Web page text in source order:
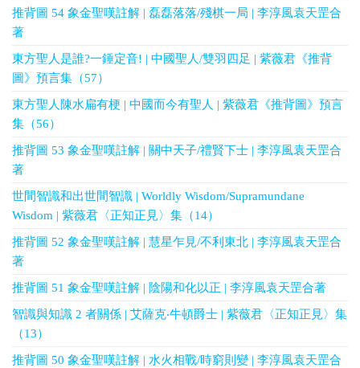
推背圖 54 象金聖嘆註解 | 磊磊落落/殘棋一局 | 李淳風袁天罡合
著
東方聖人是誰?一錘定音! | 中國聖人/雙羽四足 | 紫薇君《推背
圖》預言集（57）
東方聖人陳水扁有梗 | 中國而今有聖人 | 紫薇君《推背圖》預言
集（56）
推背圖 53 象金聖嘆註解 | 關中天子/禮賢下士 | 李淳風袁天罡合
著
世間智識和出世間智識 | Worldly Wisdom/Supramundane
Wisdom | 紫薇君〈正知正見〉集（14）
推背圖 52 象金聖嘆註解 | 慧星乍見/不利東北 | 李淳風袁天罡合
著
推背圖 51 象金聖嘆註解 | 陰陽和化以正 | 李淳風袁天罡合著
智識與知識 2 者關係 | 艾薩克‧牛頓爵士 | 紫薇君〈正知正見〉集
（13）
推背圖 50 象金聖嘆註解 | 水火相戰/時窮則變 | 李淳風袁天罡合